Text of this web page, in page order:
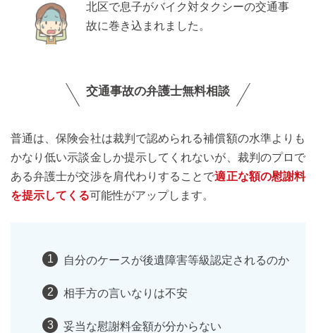
北区で息子がバイク対タクシーの交通事
故に巻き込まれました。
交通事故の弁護士無料相談
普通は、保険会社は裁判で認められる補償額の水準よりも
かなり低い示談金しか提示してくれないが、裁判のプロで
ある弁護士が交渉を肩代わりすることで適正な額の慰謝料
を提示してくる可能性がアップします。
自分のケースが後遺障害等級認定されるのか
相手方の言いなりは不安
妥当な慰謝料金額が分からない